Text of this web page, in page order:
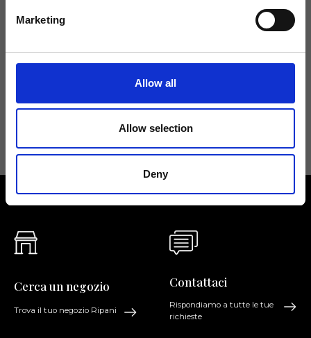
Marketing
Allow all
Allow selection
Deny
Acconsento a ricevere novità e promo da Ripani. Per maggiori
informazioni consulta laPrivacy Policy
Cerca un negozio
Trova il tuo negozio Ripani
Contattaci
Rispondiamo a tutte le tue
richieste